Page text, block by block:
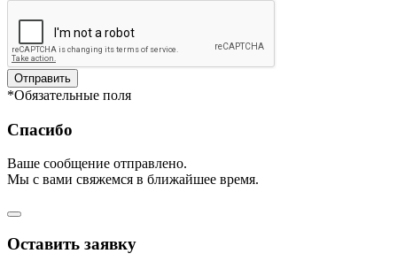
Отправить
*Обязательные поля
Спасибо
Ваше сообщение отправлено.
Мы с вами свяжемся в ближайшее время.
Оставить заявку